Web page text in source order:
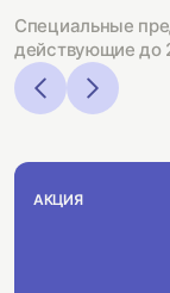
Специальные
действующие до
АКЦИЯ